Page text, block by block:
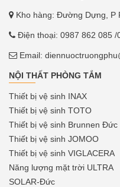
Kho hàng: Đường Dựng, P
Điện thoại: 0987 862 085 /
Email:
NỘI THẤT PHÒNG TẮM
Thiết bị vệ sinh INAX
Thiết bị vệ sinh TOTO
Thiết bị vệ sinh Brunnen Đức
Thiết bị vệ sinh JOMOO
Thiết bị vệ sinh VIGLACERA
Năng lượng mặt trời ULTRA
SOLAR-Đức